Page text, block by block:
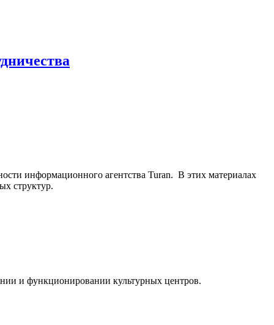
информационного агентства Turan. В этих материалах
структур.
и функционировании культурных центров.